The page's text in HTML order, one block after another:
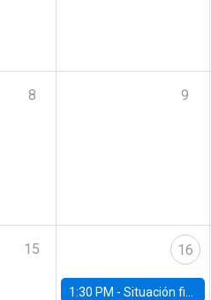
8 9
15 16
1:30 PM -Situación fiscal: cierre 2025 y perspectivas de mediano plazo 2026–2030